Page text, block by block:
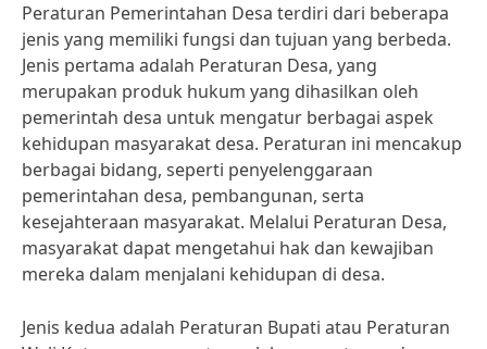
Peraturan Pemerintahan Desa terdiri dari beberapa
jenis yang memiliki fungsi dan tujuan yang berbeda.
Jenis pertama adalah Peraturan Desa, yang
merupakan produk hukum yang dihasilkan oleh
pemerintah desa untuk mengatur berbagai aspek
kehidupan masyarakat desa. Peraturan ini mencakup
berbagai bidang, seperti penyelenggaraan
pemerintahan desa, pembangunan, serta
kesejahteraan masyarakat. Melalui Peraturan Desa,
masyarakat dapat mengetahui hak dan kewajiban
mereka dalam menjalani kehidupan di desa.
Jenis kedua adalah Peraturan Bupati atau Peraturan